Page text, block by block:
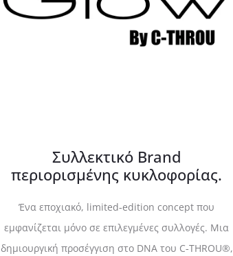
Συλλεκτικό Brand
περιορισμένης κυκλοφορίας.
Ένα εποχιακό, limited‑edition concept που
εμφανίζεται μόνο σε επιλεγμένες συλλογές. Μια
δημιουργική προσέγγιση στο DNA του C‑THROU®,